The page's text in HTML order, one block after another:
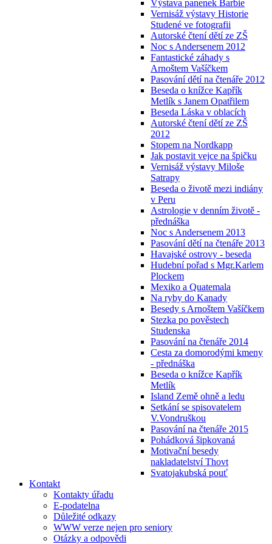
Výstava panenek Barbie
Vernisáž výstavy Historie
Studené ve fotografii
Autorské čtení dětí ze ZŠ
Noc s Andersenem 2012
Fantastické záhady s
Arnoštem Vašíčkem
Pasování dětí na čtenáře 2012
Beseda o knížce Kapřík
Metlík s Janem Opatřilem
Beseda Láska v oblacích
Autorské čtení dětí ze ZŠ
2012
Stopem na Nordkapp
Jak postavit vejce na špičku
Vernisáž výstavy Miloše
Satrapy
Beseda o životě mezi indiány
v Peru
Astrologie v denním životě -
přednáška
Noc s Andersenem 2013
Pasování dětí na čtenáře 2013
Havajské ostrovy - beseda
Hudební pořad s Mgr.Karlem
Plockem
Mexiko a Quatemala
Na ryby do Kanady
Besedy s Arnoštem Vašíčkem
Stezka po pověstech
Studenska
Pasování na čtenáře 2014
Cesta za domorodými kmeny
- přednáška
Beseda o knížce Kapřík
Metlík
Island Země ohně a ledu
Setkání se spisovatelem
V.Vondruškou
Pasování na čtenáře 2015
Pohádková šipkovaná
Motivační besedy
nakladatelství Thovt
Svatojakubská pouť
Kontakt
Kontakty úřadu
E-podatelna
Důležité odkazy
WWW verze nejen pro seniory
Otázky a odpovědi